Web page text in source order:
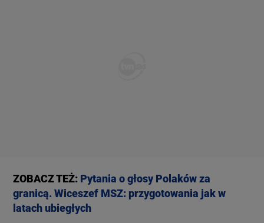
ZOBACZ TEŻ: Pytania o głosy Polaków za
granicą. Wiceszef MSZ: przygotowania jak w
latach ubiegłych